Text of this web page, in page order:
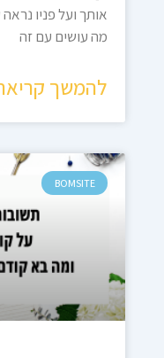
אותך ועל פניו
מה עושים עם זה
להמשך
BOMSITE